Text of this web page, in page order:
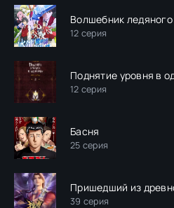
Волшебник
12 серия
Поднятие уровня в
12 серия
Басня
25 серия
Пришедший из
39 серия